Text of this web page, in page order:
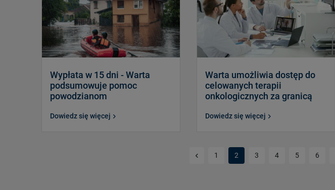
Wypłata w 15 dni - Warta
podsumowuje pomoc
powodzianom
Dowiedz się więcej
Warta umożliwia dostęp do
celowanych terapii
onkologicznych za granicą
Dowiedz się więcej
Poprzednia strona
1 2 3 4 5 6